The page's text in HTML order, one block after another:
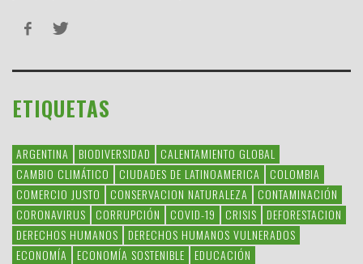
ETIQUETAS
ARGENTINA BIODIVERSIDAD
CALENTAMIENTO GLOBAL
CAMBIO CLIMÁTICO
CIUDADES DE LATINOAMERICA
COLOMBIA
COMERCIO JUSTO
CONSERVACION NATURALEZA
CONTAMINACIÓN
CORONAVIRUS
CORRUPCIÓN COVID-19 CRISIS
DEFORESTACION
DERECHOS HUMANOS
DERECHOS HUMANOS VULNERADOS
ECONOMÍA
ECONOMÍA SOSTENIBLE
EDUCACIÓN